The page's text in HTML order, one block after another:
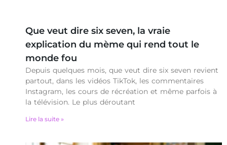
Que veut dire six seven, la vraie
explication du mème qui rend tout le
monde fou
Depuis quelques mois, que veut dire six seven revient
partout, dans les vidéos TikTok, les commentaires
Instagram, les cours de récréation et même parfois à
la télévision. Le plus déroutant
Lire la suite »